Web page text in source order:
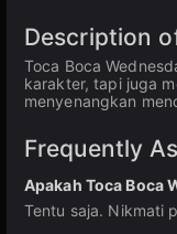
Description
Toca Boca
karakter, tapi juga
menyenangkan
Frequently
Apakah Toca Boca
Tentu saja. Nikmati